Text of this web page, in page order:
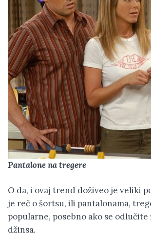
Pantalone na tregere
O da, i ovaj trend doživeo je veliki
je reč o šortsu, ili pantalonama,
popularne, posebno ako se odlučite
džinsa.